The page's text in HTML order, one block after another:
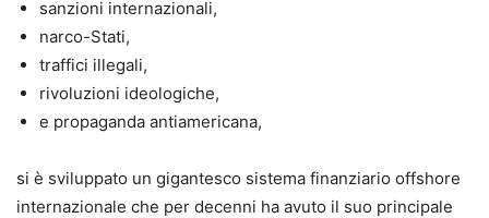
sanzioni internazionali,
narco-Stati,
traffici illegali,
rivoluzioni ideologiche,
e propaganda antiamericana,
si è sviluppato un gigantesco sistema finanziario offshore
internazionale che per decenni ha avuto il suo principale